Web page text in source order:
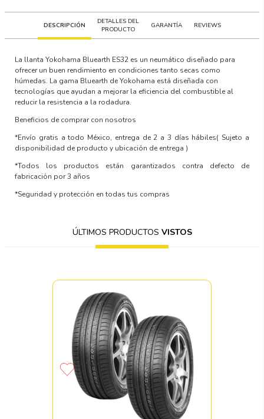
DESCRIPCIÓN
DETALLES DEL
PRODUCTO
GARANTÍA REVIEWS
La llanta Yokohama Bluearth ES32 es un neumático diseñado para
ofrecer un buen rendimiento en condiciones tanto secas como
húmedas. La gama Bluearth de Yokohama está diseñada con
tecnologías que ayudan a mejorar la eficiencia del combustible al
reducir la resistencia a la rodadura.
Beneficios de comprar con nosotros
*Envío gratis a todo México, entrega de 2 a 3 días hábiles( Sujeto a
disponibilidad de producto y ubicación de entrega )
*Todos los productos están garantizados contra defecto de
fabricación por 3 años
*Seguridad y protección en todas tus compras
ÚLTIMOS PRODUCTOS VISTOS